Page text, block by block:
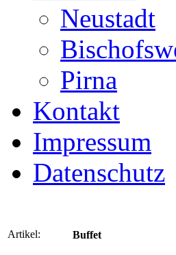
Neustadt
Pirna
Kontakt
Impressum
Datenschutz
Artikel: Buffet